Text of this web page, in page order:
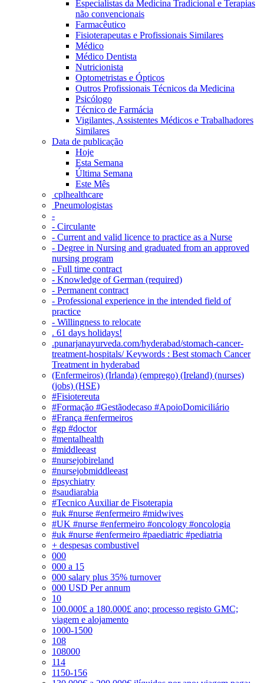
Especialistas da Medicina Tradicional e Terapias
não convencionais
Farmacêutico
Fisioterapeutas e Profissionais Similares
Médico
Médico Dentista
Nutricionista
Optometristas e Ópticos
Outros Profissionais Técnicos da Medicina
Psicólogo
Técnico de Farmácia
Vigilantes, Assistentes Médicos e Trabalhadores
Similares
Data de publicação
Hoje
Esta Semana
Última Semana
Este Mês
‎ cplhealthcare‬
Pneumologistas
-
- Circulante
- Current and valid licence to practice as a Nurse
- Degree in Nursing and graduated from an approved
nursing program
- Full time contract
- Knowledge of German (required)
- Permanent contract
- Professional experience in the intended field of
practice
- Willingness to relocate
. 61 days holidays!
.punarjanayurveda.com/hyderabad/stomach-cancer-
treatment-hospitals/ Keywords : Best stomach Cancer
Treatment in hyderabad
(Enfermeiros) (Irlanda) (emprego) (Ireland) (nurses)
(jobs) (HSE)
#Fisiotereuta
#Formação #Gestãodecaso #ApoioDomiciliário
#França #enfermeiros
#gp #doctor
#mentalhealth
#middleeast
#nursejobireland
#nursejobmiddleeast
#psychiatry
#saudiarabia
#Tecnico Auxiliar de Fisoterapia
#uk #nurse #enfermeiro #midwives
#UK #nurse #enfermeiro #oncology #oncologia
#uk #nurse #enfermeiro #paediatric #pediatria
+ despesas combustivel
000
000 a 15
000 salary plus 35% turnover
000 USD Per annum
10
100.000£ a 180.000£ ano; processo registo GMC;
viagem e alojamento
1000-1500
108
108000
114
1150-156